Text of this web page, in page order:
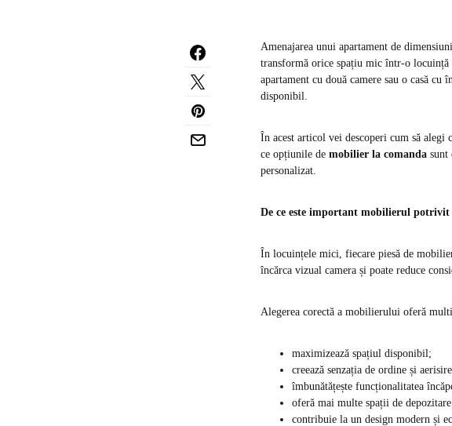
Amenajarea unui apartament de
transformă orice spațiu mic într-o locuință
apartament cu două camere sau o casă
disponibil.
În acest articol vei descoperi cum să
ce opțiunile de mobilier la comanda sunt
personalizat.
De ce este important mobilierul
În locuințele mici, fiecare piesă de
încărca vizual camera și poate reduce
Alegerea corectă a mobilierului oferă
maximizează spațiul disponibil;
creează senzația de ordine și
îmbunătățește funcționalitatea
oferă mai multe spații de
contribuie la un design modern și